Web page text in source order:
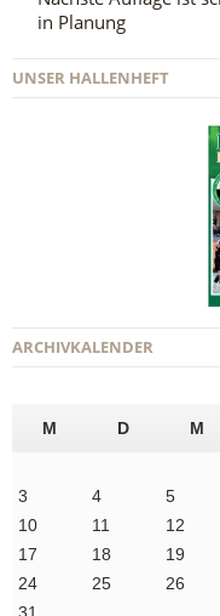
in Planung
UNSER HALLENHEFT
ARCHIVKALENDER
M D M
3
4 5
10
11 12
17
18 19
24
25 26